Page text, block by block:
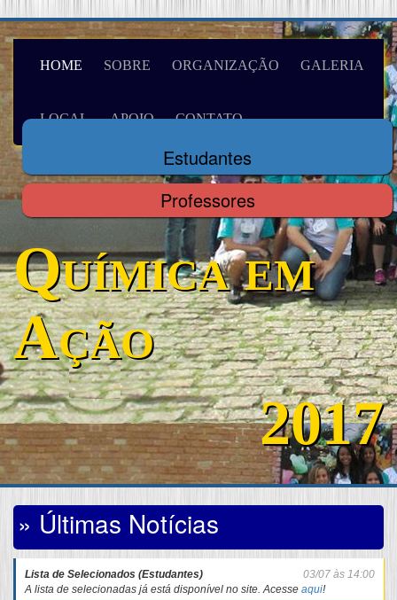
HOME SOBRE ORGANIZAÇÃO GALERIA
LOCAL APOIO CONTATO
Estudantes
Professores
Química em
Ação
2017
» Últimas Notícias
Lista de Selecionados (Estudantes)
03/07 às 14:00
A lista de selecionadas já está disponível no site. Acesse aqui!